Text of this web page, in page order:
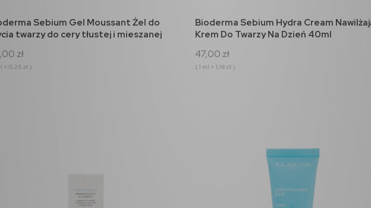
do koszyka do koszyka do koszyka
do koszyka
Sebium Gel Moussant Żel do
twarzy do cery tłustej i mieszanej
zł
= 0,26 zł )
do koszyka
Bioderma Sebium Hydra Cream
Krem Do Twarzy Na Dzień 40ml
47,00 zł
( 1 ml = 1,18 zł )